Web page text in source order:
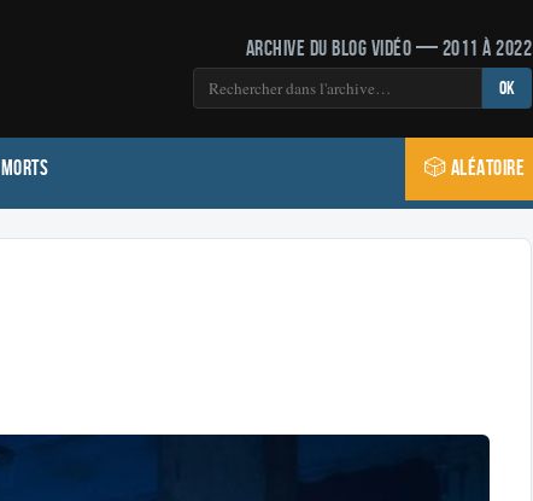
Archive du blog vidéo — 2011 à 2022
OK
🎲 Aléatoire